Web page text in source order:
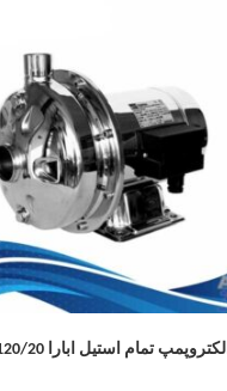
الکتروپمپ تمام استیل ابارا CDM 120/20